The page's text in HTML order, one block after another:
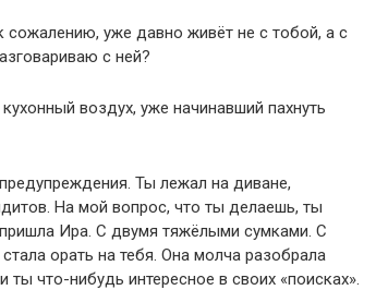
уже давно живёт не с тобой, а с
с ней?
воздух, уже начинавший пахнуть
Ты лежал на диване,
На мой вопрос, что ты делаешь, ты
Ира. С двумя тяжёлыми сумками. С
орать на тебя. Она молча разобрала
что-нибудь интересное в своих «поисках».